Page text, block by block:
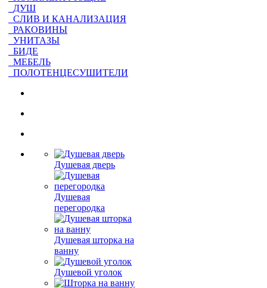
ДУШ
СЛИВ И КАНАЛИЗАЦИЯ
РАКОВИНЫ
УНИТАЗЫ
БИДЕ
МЕБЕЛЬ
ПОЛОТЕНЦЕСУШИТЕЛИ
Душевая дверь
Душевая
перегородка
Душевая шторка на
ванну
Душевой уголок